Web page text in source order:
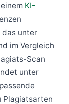
KI-
das unter
im Vergleich
Scan
unter
Plagiatsarten